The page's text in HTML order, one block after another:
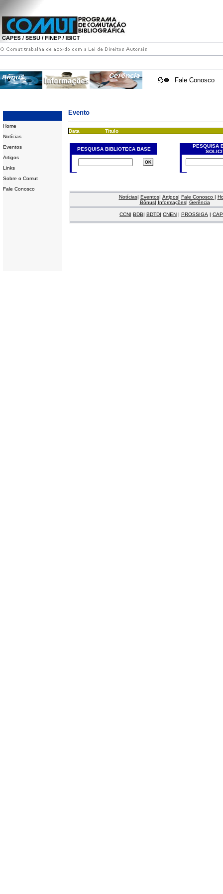
Fale Conosco
Home
Notícias
Eventos
Artigos
Links
Sobre o Comut
Fale Conosco
Evento
Data Título
PESQUISA BIBLIOTECA BASE
PESQUISA
Notícias| Eventos| Artigos| Fale Conosco |
Bônus| Informações| Gerência
CCN| BDB| BDTD| CNEN | PROSSIGA |